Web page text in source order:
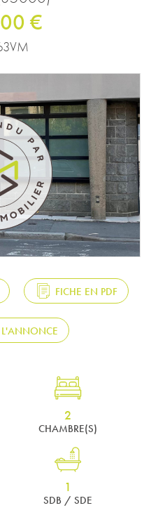
€
FICHE EN PDF
L'ANNONCE
2
CHAMBRE(S)
1
SDB / SDE